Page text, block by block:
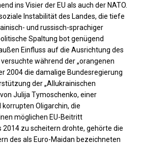
ins Visier der EU als auch der NATO.
Instabilität des Landes, die tiefe
und russisch-sprachiger
Spaltung bot genügend
Einfluss auf die Ausrichtung des
während der „orangenen
2004 die damalige Bundesregierung
der „Allukrainischen
Julija Tymoschenko, einer
Oligarchin, die
möglichen EU-Beitritt
2014 zu scheitern drohte, gehörte die
des als Euro-Maidan bezeichneten